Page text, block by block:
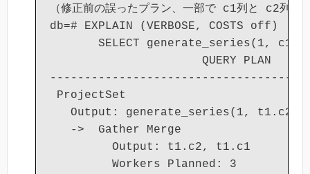
（修正前の誤ったプラン、一部で c1列と c2列が
db=# EXPLAIN (VERBOSE, COSTS off)
SELECT generate_series(1,
                      QUERY PLAN
ProjectSet
Output: generate_series(1,
   ->  Gather Merge
         Output: t1.c2, t1.c1
         Workers Planned: 3